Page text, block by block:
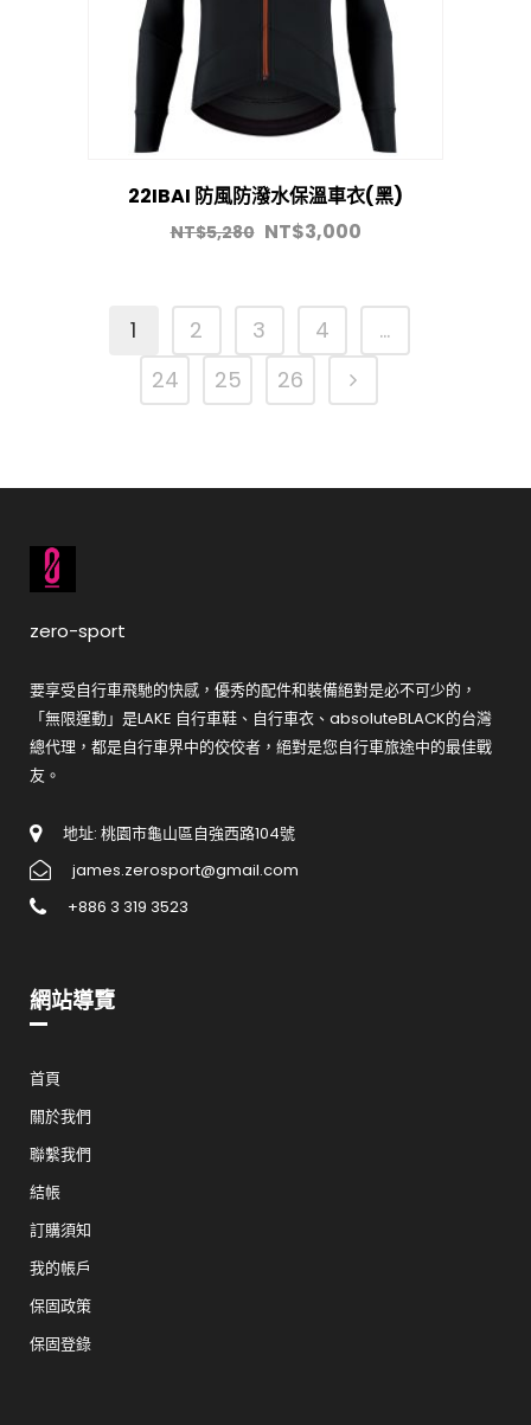
22IBAI 防風防潑水保溫車衣(黑)
NT$5,280 NT$3,000
1 2 3 4
...
24
25 26
zero-sport
要享受自行車飛馳的快感，優秀的配件和裝備絕對是必不可少的，
「無限運動」是LAKE 自行車鞋、自行車衣、absoluteBLACK的台灣
總代理，都是自行車界中的佼佼者，絕對是您自行車旅途中的最佳戰
友。
地址: 桃園市龜山區自強西路104號
james.zerosport@gmail.com
+886 3 319 3523
網站導覽
首頁
關於我們
聯繫我們
結帳
訂購須知
我的帳戶
保固政策
保固登錄